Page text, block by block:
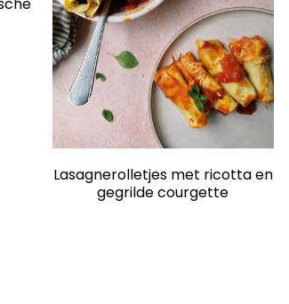
Lasagnerolletjes met ricotta en
gegrilde courgette